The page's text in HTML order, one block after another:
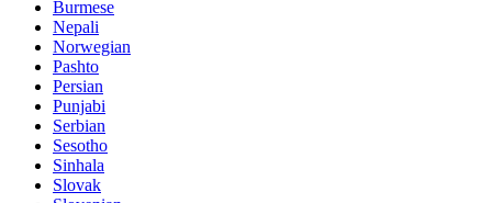
Burmese
Nepali
Norwegian
Pashto
Persian
Punjabi
Serbian
Sesotho
Sinhala
Slovak